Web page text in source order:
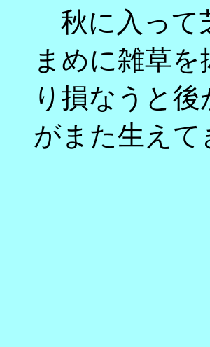
秋に入って
まめに雑草
り損なうと
がまた生えて